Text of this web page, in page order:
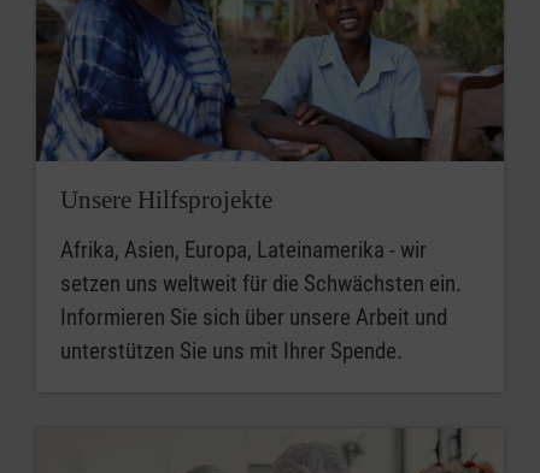
Unsere Hilfsprojekte
Afrika, Asien, Europa, Lateinamerika - wir
setzen uns weltweit für die Schwächsten ein.
Informieren Sie sich über unsere Arbeit und
unterstützen Sie uns mit Ihrer Spende.